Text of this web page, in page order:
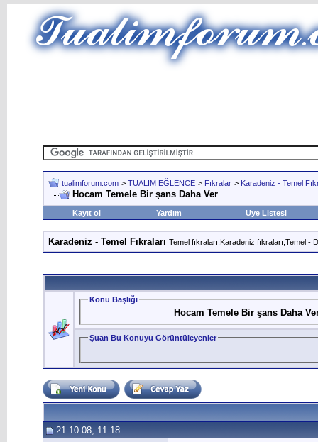
tualimforum.com > TUALİM EĞLENCE > Fıkralar > Karadeniz - Temel
Hocam Temele Bir şans Daha Ver
Kayıt ol Yardım Üye Listesi
Karadeniz - Temel Fıkraları Temel fıkraları,Karadeniz fıkraları,Temel -
Konu Başlığı
Hocam Temele Bir şans Daha
Şuan Bu Konuyu Görüntüleyenler
21.10.08, 11:18